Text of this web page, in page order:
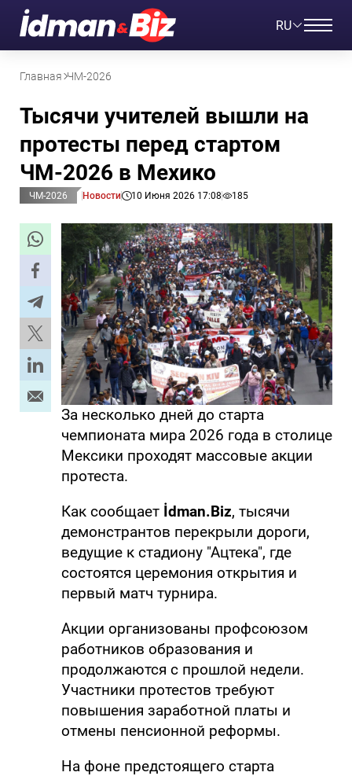
RU
Главная ЧМ-2026
Тысячи учителей вышли на
протесты перед стартом
ЧМ-2026 в Мехико
ЧМ-2026 Новости 10 Июня 2026 17:08 185
За несколько дней до старта
чемпионата мира 2026 года в столице
Мексики проходят массовые акции
протеста.
Как сообщает İdman.Biz, тысячи
демонстрантов перекрыли дороги,
ведущие к стадиону "Ацтека", где
состоятся церемония открытия и
первый матч турнира.
Акции организованы профсоюзом
работников образования и
продолжаются с прошлой недели.
Участники протестов требуют
повышения заработной платы и
отмены пенсионной реформы.
На фоне предстоящего старта